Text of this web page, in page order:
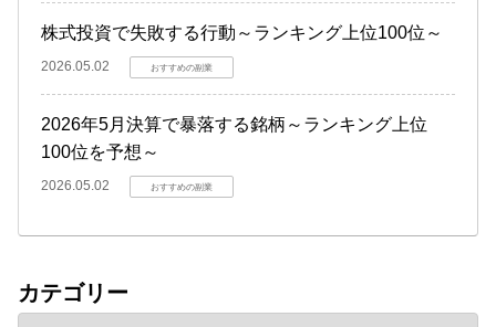
株式投資で失敗する行動～ランキング上位100位～
2026.05.02 おすすめの副業
2026年5月決算で暴落する銘柄～ランキング上位
100位を予想～
2026.05.02 おすすめの副業
カテゴリー